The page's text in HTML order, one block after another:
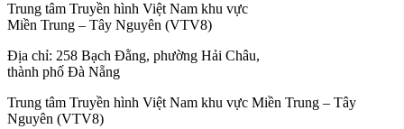
Trung tâm Truyền hình Việt Nam khu vực
Miền Trung – Tây Nguyên (VTV8)
Địa chỉ: 258 Bạch Đằng, phường Hải Châu,
thành phố Đà Nẵng
Trung tâm Truyền hình Việt Nam khu vực Miền Trung – Tây
Nguyên (VTV8)